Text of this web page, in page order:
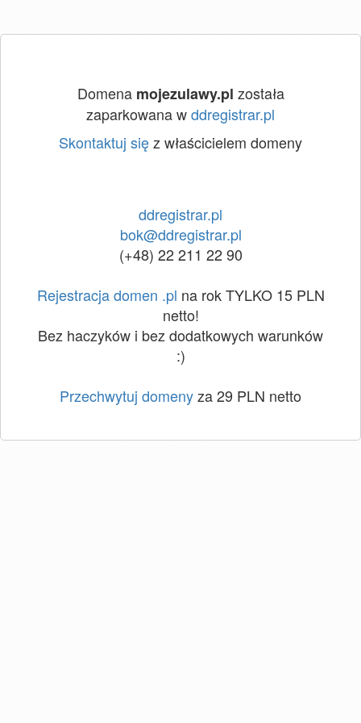
Domena mojezulawy.pl została
zaparkowana wddregistrar.pl
Skontaktuj sięz właścicielem domeny
ddregistrar.pl
bok@ddregistrar.pl
(+48) 22 211 22 90
Rejestracja domen .pl na rok TYLKO 15 PLN
netto!
Bez haczyków i bez dodatkowych warunków
:)
Przechwytuj domenyza 29 PLN netto